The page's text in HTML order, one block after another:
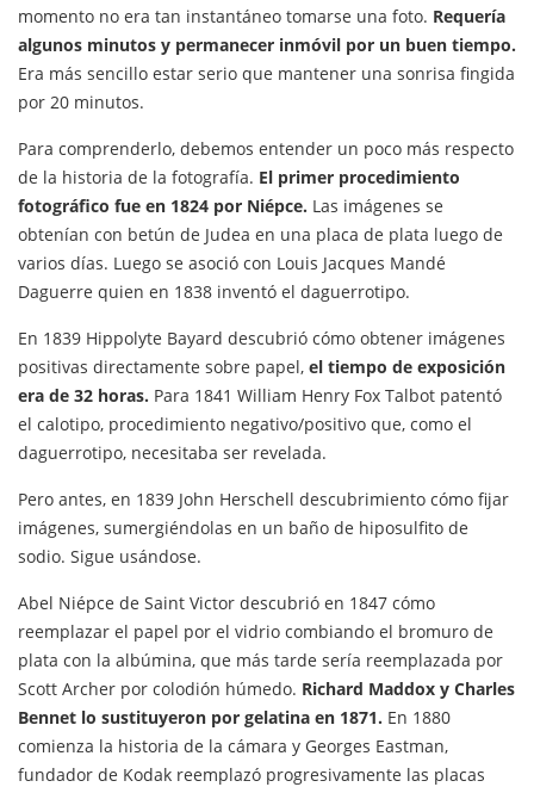
momento no era tan instantáneo tomarse una foto. Requería
algunos minutos y permanecer inmóvil por un buen tiempo.
Era más sencillo estar serio que mantener una sonrisa fingida
por 20 minutos.
Para comprenderlo, debemos entender un poco más respecto
de la historia de la fotografía. El primer procedimiento
fotográfico fue en 1824 por Niépce. Las imágenes se
obtenían con betún de Judea en una placa de plata luego de
varios días. Luego se asoció con Louis Jacques Mandé
Daguerre quien en 1838 inventó el daguerrotipo.
En 1839 Hippolyte Bayard descubrió cómo obtener imágenes
positivas directamente sobre papel, el tiempo de exposición
era de 32 horas. Para 1841 William Henry Fox Talbot patentó
el calotipo, procedimiento negativo/positivo que, como el
daguerrotipo, necesitaba ser revelada.
Pero antes, en 1839 John Herschell descubrimiento cómo fijar
imágenes, sumergiéndolas en un baño de hiposulfito de
sodio. Sigue usándose.
Abel Niépce de Saint Victor descubrió en 1847 cómo
reemplazar el papel por el vidrio combiando el bromuro de
plata con la albúmina, que más tarde sería reemplazada por
Scott Archer por colodión húmedo. Richard Maddox y Charles
Bennet lo sustituyeron por gelatina en 1871. En 1880
comienza la historia de la cámara y Georges Eastman,
fundador de Kodak reemplazó progresivamente las placas